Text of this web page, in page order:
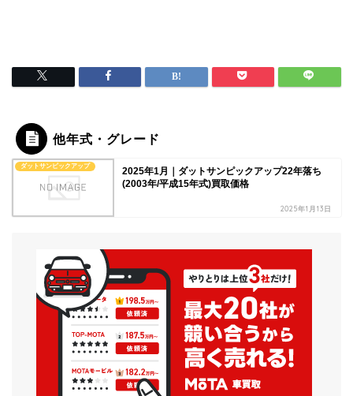
他年式・グレード
ダットサンピックアップ
2025年1月｜ダットサンピックアップ22年落ち
(2003年/平成15年式)買取価格
2025年1月13日